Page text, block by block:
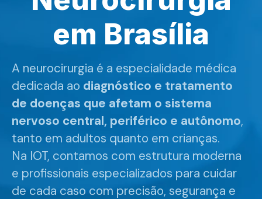
em Brasília
A neurocirurgia é a especialidade médica
dedicada ao diagnóstico e tratamento
de doenças que afetam o sistema
nervoso central, periférico e autônomo,
tanto em adultos quanto em crianças.
Na IOT, contamos com estrutura moderna
e profissionais especializados para cuidar
de cada caso com precisão, segurança e